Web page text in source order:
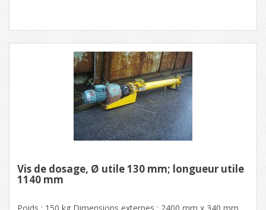
Vis de dosage, Ø utile 130 mm; longueur utile
1140 mm
Poids : 150 kg Dimensions externes : 2400 mm x 340 mm